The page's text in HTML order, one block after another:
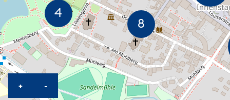
+KARTE HEREINZOOMEN
-KARTE HERAUSZOOMEN